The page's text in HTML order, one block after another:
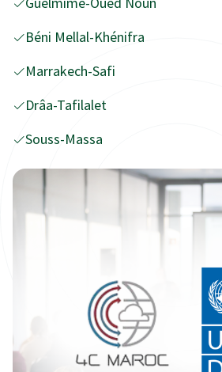
Béni Mellal-Khénifra
Marrakech-Safi
Drâa-Tafilalet
Souss-Massa